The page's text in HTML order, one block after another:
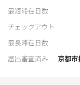
禁煙 / 喫煙： 禁煙
駐車場なし。
最短滞在日数
チェックアウト
最長滞在日数
届出審査済み
京都市